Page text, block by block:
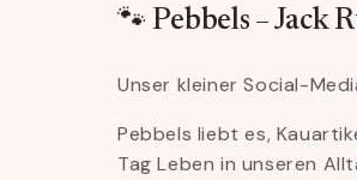
🐾 Pebbels – Jack
Unser kleiner Social-
Pebbels liebt es,
Tag Leben in unseren